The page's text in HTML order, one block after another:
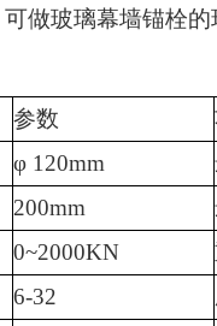
可做玻璃幕墙锚栓的
参数
φ 120mm
200mm
0~2000KN
6-32